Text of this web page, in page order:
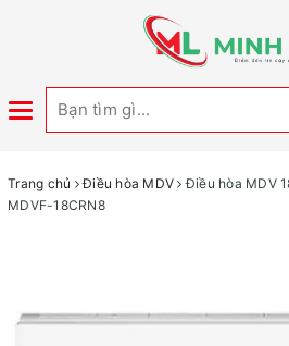
Toggle
Trang chủ Điều hòa MDV
Điều hòa MDV
MDVF-18CRN8